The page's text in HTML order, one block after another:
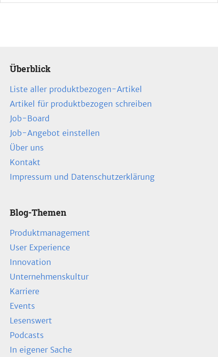
Überblick
Liste aller produktbezogen-Artikel
Artikel für produktbezogen schreiben
Job-Board
Job-Angebot einstellen
Über uns
Kontakt
Impressum und Datenschutzerklärung
Blog-Themen
Produktmanagement
User Experience
Innovation
Unternehmenskultur
Karriere
Events
Lesenswert
Podcasts
In eigener Sache